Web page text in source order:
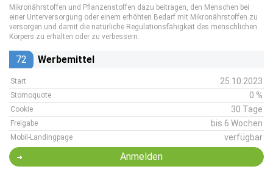
Mikronährstoffen und Pflanzenstoffen dazu beitragen, den Menschen bei
einer Unterversorgung oder einem erhöhten Bedarf mit Mikronährstoffen zu
versorgen und damit die natürliche Regulationsfähigkeit des menschlichen
Körpers zu erhalten oder zu verbessern.
72 Werbemittel
Start 25.10.2023
Stornoquote 0 %
Cookie 30 Tage
Freigabe bis 6 Wochen
Mobil-Landingpage verfügbar
Anmelden